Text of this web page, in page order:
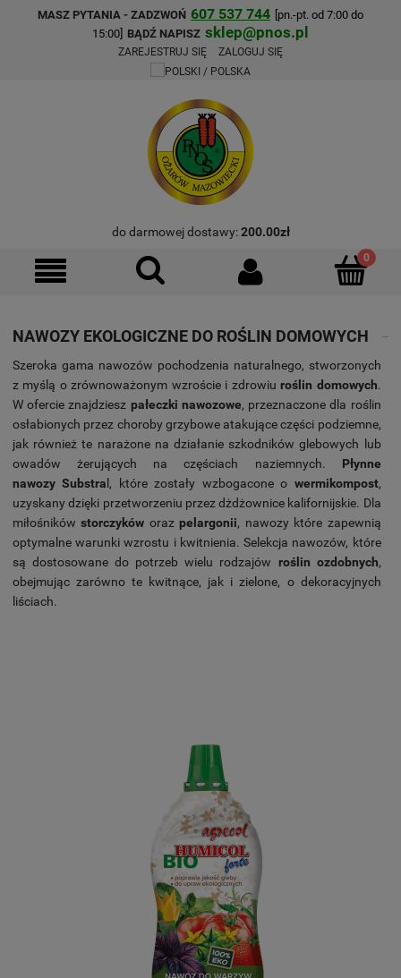
MASZ PYTANIA - ZADZWOŃ 607 537 744 [pn.-pt. od 7:00 do
15:00] BĄDŹ NAPISZ sklep@pnos.pl
ZAREJESTRUJ SIĘ ZALOGUJ SIĘ
do darmowej dostawy:200.00zł
NAWOZY EKOLOGICZNE DO ROŚLIN DOMOWYCH
Szeroka gama nawozów pochodzenia naturalnego, stworzonych
z myślą o zrównoważonym wzroście i zdrowiuroślin domowych.
W ofercie znajdziesz pałeczki nawozowe, przeznaczone dla roślin
osłabionych przez choroby grzybowe atakujące części podziemne,
jak również te narażone na działanie szkodników glebowych lub
owadów żerujących na częściach naziemnych. Płynne
nawozy Substra l, które zostały wzbogacone o wermikompost,
uzyskany dzięki przetworzeniu przez dżdżownice kalifornijskie. Dla
miłośnikówstorczyków orazpelargonii, nawozy które zapewnią
optymalne warunki wzrostu i kwitnienia. Selekcja nawozów, które
są dostosowane do potrzeb wielu rodzajów roślin ozdobnych,
obejmując zarówno te kwitnące, jak i zielone, o dekoracyjnych
liściach.